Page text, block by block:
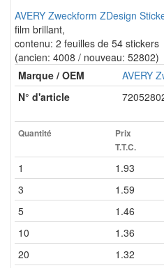
AVERY Zweckform ZDesign
film brillant,
contenu: 2 feuilles de 54 stickers
(ancien: 4008 / nouveau: 52802)
Marque / OEM
AVERY
N° d'article
Quantité
Prix
T.T.C.
1 1.93
3 1.59
5 1.46
10 1.36
20 1.32